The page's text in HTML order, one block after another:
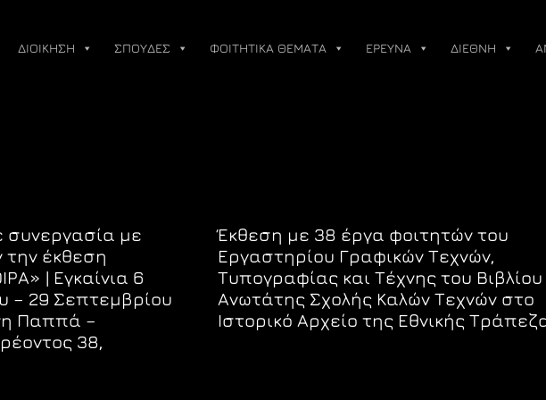
ΔΙΟΙΚΗΣΗ ΣΠΟΥΔΕΣ ΦΟΙΤΗΤΙΚΑ ΘΕΜΑΤΑ ΕΡΕΥΝΑ ΔΙΕΘΝΗ
με
έκθεση
| Εγκαίνια 6
– 29 Σεπτεμβρίου
Παππά –
38,
Έκθεση με 38 έργα φοιτητών του
Εργαστηρίου Γραφικών Τεχνών,
Τυπογραφίας και Τέχνης του
Ανωτάτης Σχολής Καλών Τεχνών στο
Ιστορικό Αρχείο της Εθνικής